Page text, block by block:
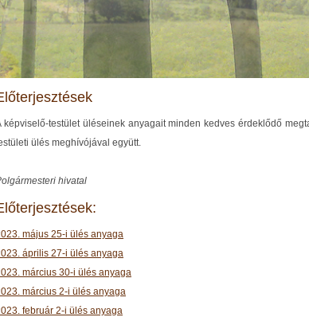
képviselő-testület üléseinek anyagait minden kedves érdeklődő
ülés meghívójával együtt.
hivatal
május 25-i ülés anyaga
április 27-i ülés anyaga
március 30-i ülés anyaga
március 2-i ülés anyaga
február 2-i ülés anyaga